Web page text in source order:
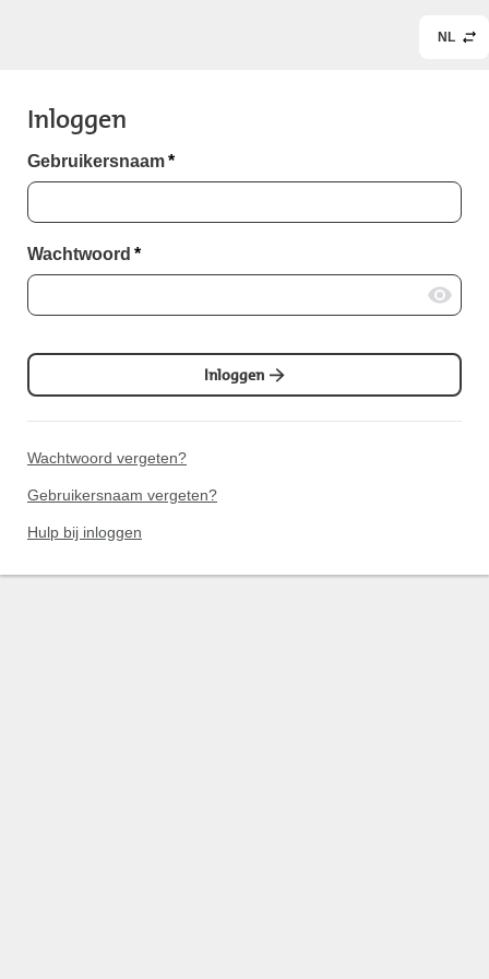
NL
Inloggen
Gebruikersnaam*
Wachtwoord *
Inloggen
Wachtwoord vergeten?
Gebruikersnaam vergeten?
Hulp bij inloggen